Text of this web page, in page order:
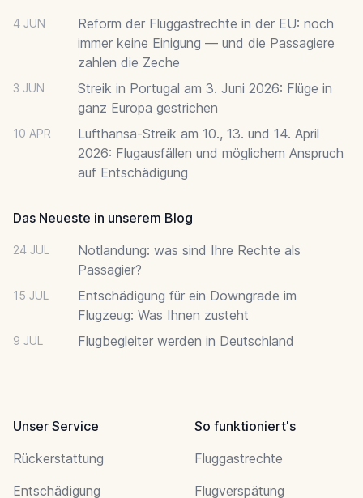
4 JUN
Reform der Fluggastrechte in der EU: noch
immer keine Einigung — und die Passagiere
zahlen die Zeche
3 JUN
Streik in Portugal am 3. Juni 2026: Flüge in
ganz Europa gestrichen
10 APR
Lufthansa-Streik am 10., 13. und 14. April
2026: Flugausfällen und möglichem Anspruch
auf Entschädigung
Das Neueste in unserem Blog
24 JUL
Notlandung: was sind Ihre Rechte als
Passagier?
15 JUL
Entschädigung für ein Downgrade im
Flugzeug: Was Ihnen zusteht
9 JUL Flugbegleiter werden in Deutschland
Unser Service
Rückerstattung
Entschädigung
So funktioniert's
Fluggastrechte
Flugverspätung